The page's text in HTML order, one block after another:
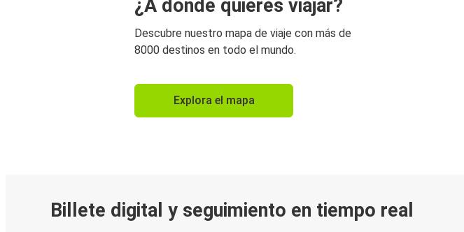
¿A dónde quieres viajar?
Descubre nuestro mapa de viaje con más de
8000 destinos en todo el mundo.
Explora el mapa
Billete digital y seguimiento en tiempo real